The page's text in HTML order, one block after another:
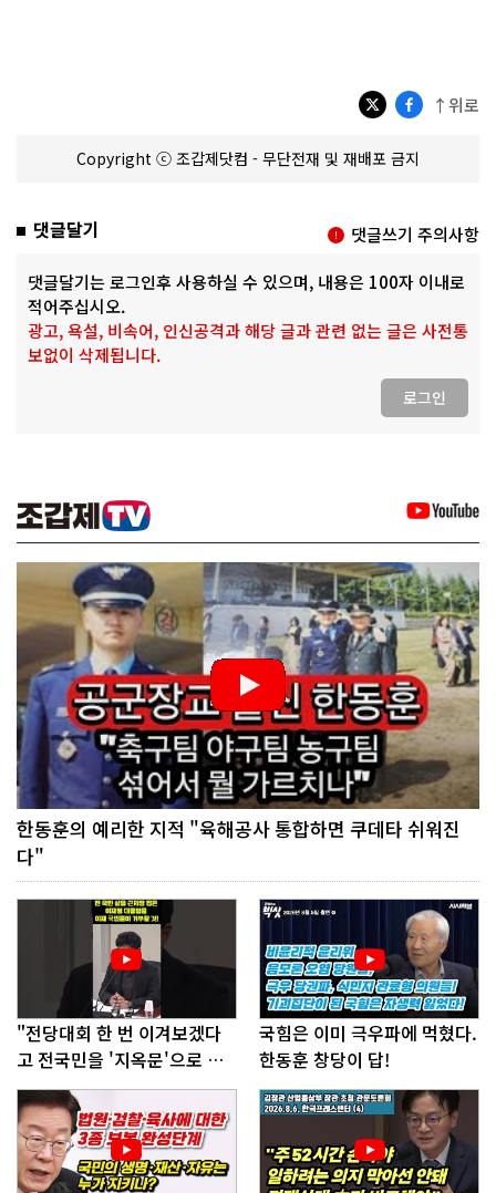
↑위로
Copyright ⓒ 조갑제닷컴 - 무단전재 및 재배포 금지
댓글달기 댓글쓰기 주의사항
댓글달기는 로그인후 사용하실 수 있으며, 내용은 100자 이내로
적어주십시오.
광고, 욕설, 비속어, 인신공격과 해당 글과 관련 없는 글은 사전통
보없이 삭제됩니다.
로그인
한동훈의 예리한 지적 "육해공사 통합하면 쿠데타 쉬워진
다"
"전당대회 한 번 이겨보겠다
고 전국민을 '지옥문'으로 밀
어!"
국힘은 이미 극우파에 먹혔다.
한동훈 창당이 답!